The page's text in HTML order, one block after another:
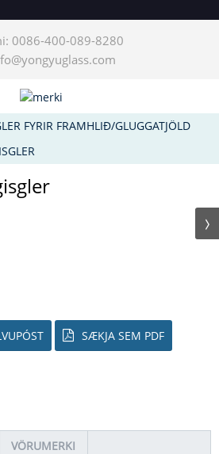
0086-400-089-8280
FYRIR FRAMHLIÐ/GLUGGATJÖLD
SÆKJA SEM PDF
VÖRUMERKI